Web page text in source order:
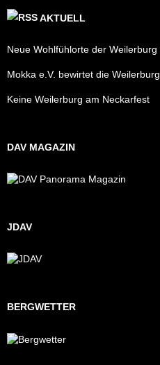
AKTUELL
Neue Wohlfühlorte der Weilerburg
Mokka e.V. bewirtet die Weilerburg
Keine Weilerburg am Neckarfest
DAV MAGAZIN
JDAV
BERGWETTER